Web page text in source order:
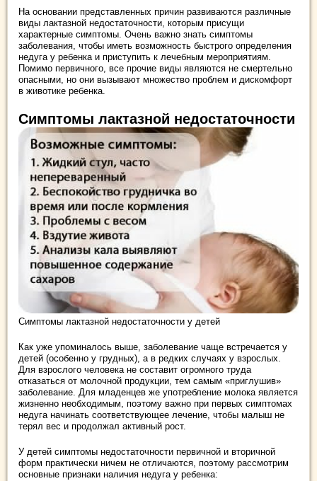
На основании представленных причин развиваются различные
виды лактазной недостаточности, которым присущи
характерные симптомы. Очень важно знать симптомы
заболевания, чтобы иметь возможность быстрого определения
недуга у ребенка и приступить к лечебным мероприятиям.
Помимо первичного, все прочие виды являются не смертельно
опасными, но они вызывают множество проблем и дискомфорт
в животике ребенка.
Симптомы лактазной недостаточности
Симптомы лактазной недостаточности у детей
Как уже упоминалось выше, заболевание чаще встречается у
детей (особенно у грудных), а в редких случаях у взрослых.
Для взрослого человека не составит огромного труда
отказаться от молочной продукции, тем самым «приглушив»
заболевание. Для младенцев же употребление молока является
жизненно необходимым, поэтому важно при первых симптомах
недуга начинать соответствующее лечение, чтобы малыш не
терял вес и продолжал активный рост.
У детей симптомы недостаточности первичной и вторичной
форм практически ничем не отличаются, поэтому рассмотрим
основные признаки наличия недуга у ребенка: